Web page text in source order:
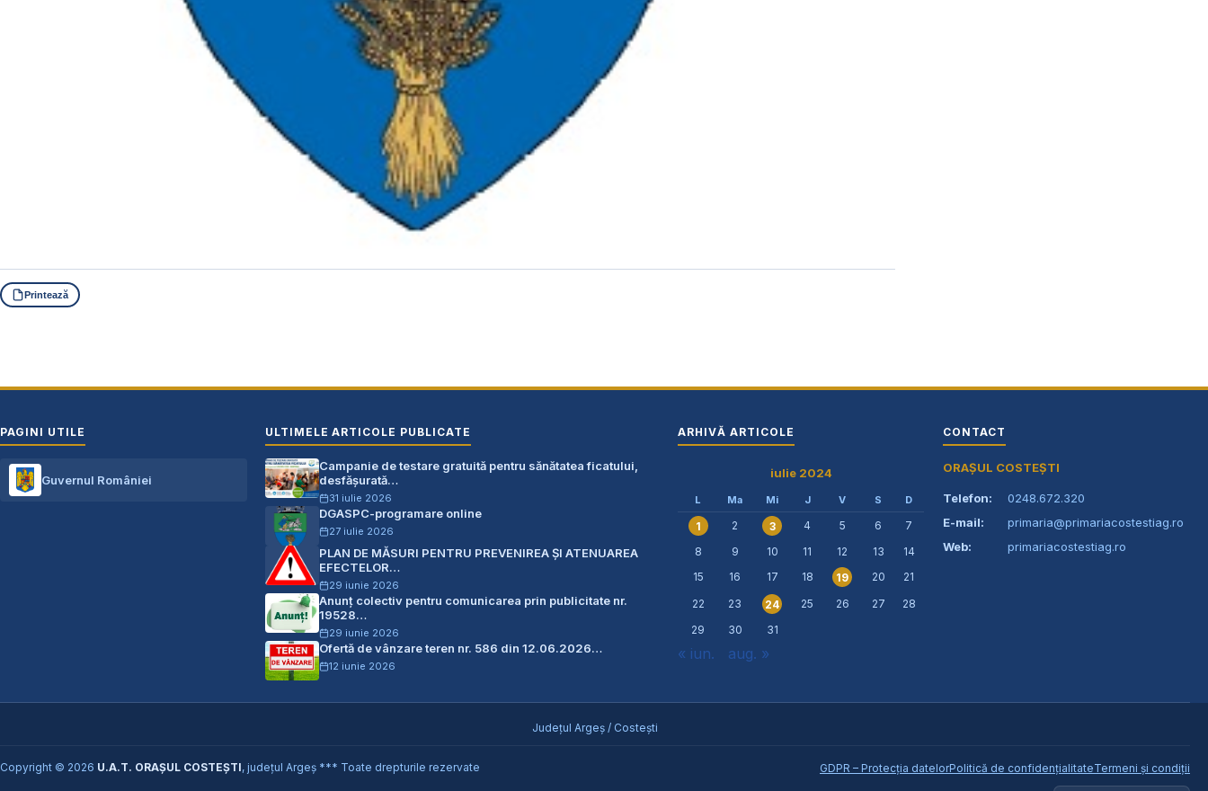
Printează
PAGINI UTILE
Guvernul României
ULTIMELE ARTICOLE PUBLICATE
Campanie de testare gratuită pentru sănătatea ficatului,
desfășurată…
31 iulie 2026
DGASPC-programare online
27 iulie 2026
PLAN DE MĂSURI PENTRU PREVENIREA ŞI ATENUAREA
EFECTELOR…
29 iunie 2026
Anunț colectiv pentru comunicarea prin publicitate nr.
19528…
29 iunie 2026
Ofertă de vânzare teren nr. 586 din 12.06.2026…
12 iunie 2026
ARHIVĂ ARTICOLE
iulie 2024
L Ma Mi J V S D
1 2 3 4 5 6
7
8
9 10 11 12 13
14
15
16 17 18 19 20
21
22
23 24 25 26 27
28
29
30 31
« iun. aug. »
CONTACT
ORAȘUL COSTEȘTI
Telefon:
0248.672.320
E-mail:
primaria@primariacostestiag.ro
Web:
primariacostestiag.ro
Județul Argeș / Costești
Copyright © 2026 U.A.T. ORAȘUL COSTEȘTI, județul Argeș *** Toate drepturile rezervate GDPR – Protecția datelorPolitică de confidențialitateTermeni și condiții